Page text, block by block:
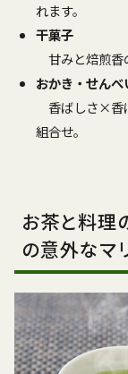
れます。
干菓子
甘みと焙煎香
おかき・せんべ
香ばしさ×香
組合せ。
お茶と料理
の意外なマ